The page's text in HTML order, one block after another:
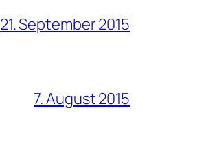
21. September 2015
7. August 2015